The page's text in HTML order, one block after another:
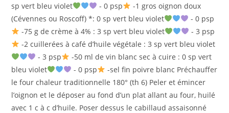
sp vert bleu violet
- 0 psp
-1 gros oignon doux
(Cévennes ou Roscoff) *: 0 sp vert bleu violet
- 0 psp
-75 g de crème à 4% : 3 sp vert bleu violet
- 3 psp
-2 cuillerées à café d’huile végétale : 3 sp vert bleu violet
- 3 psp
-50 ml de vin blanc sec à cuire : 0 sp vert
bleu violet
- 0 psp
-sel fin poivre blanc Préchauffer
le four chaleur traditionnelle 180° (th 6) Peler et émincer
l’oignon et le déposer au fond d’un plat allant au four, huilé
avec 1 c à c d’huile. Poser dessus le cabillaud assaisonné